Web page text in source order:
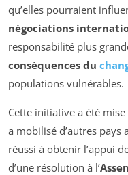
qu’elles pourraient
négociations
responsabilité plus
conséquences du
populations vulnérables.
Cette initiative a été mise
a mobilisé d’autres
réussi à obtenir l’appui
d’une résolution à l’